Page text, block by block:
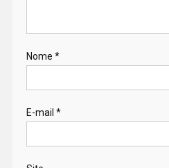
Nome *
E-mail *